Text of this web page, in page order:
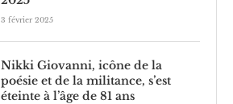
3 février 2025
Nikki Giovanni, icône de la
poésie et de la militance, s’est
éteinte à l’âge de 81 ans